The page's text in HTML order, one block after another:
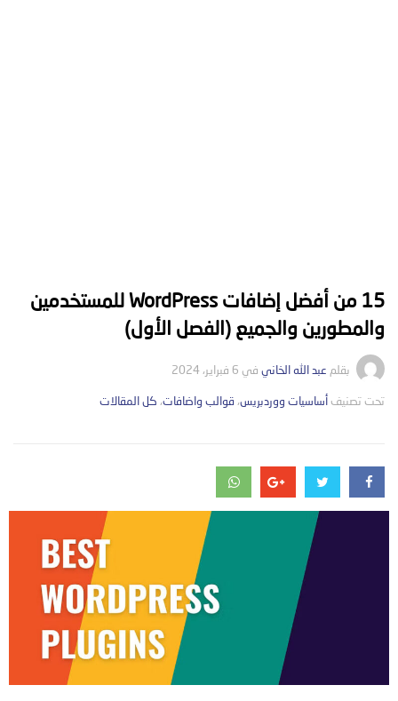
15 من أفضل إضافات WordPress للمستخدمين
والمطورين والجميع (الفصل الأول)
بقلم عبد الله الخاني في 6 فبراير، 2024
تحت تصنيف التصانيف
أساسيات ووردبريس، قوالب واضافات، كل المقالات